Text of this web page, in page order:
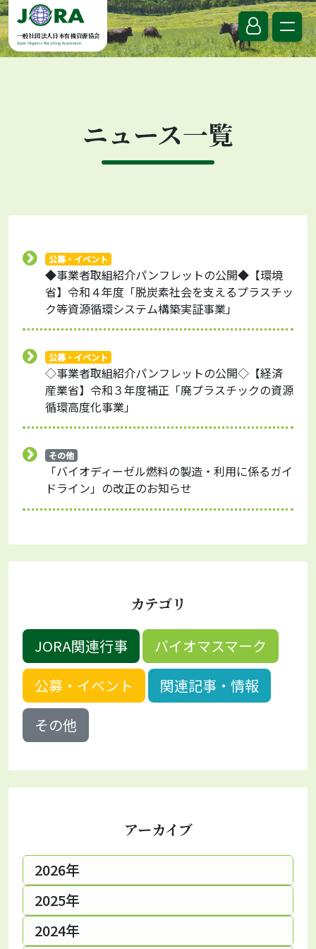
Skip to content
一般社団法人日本有機資源協会
Japan Organics Recycling Association
ニュース一覧
公募・イベント
◆事業者取組紹介パンフレットの公開◆【環境
省】令和４年度「脱炭素社会を支えるプラスチッ
ク等資源循環システム構築実証事業」
公募・イベント
◇事業者取組紹介パンフレットの公開◇【経済
産業省】令和３年度補正「廃プラスチックの資源
循環高度化事業」
その他
「バイオディーゼル燃料の製造・利用に係るガイ
ドライン」の改正のお知らせ
カテゴリ
JORA関連行事
バイオマスマーク
公募・イベント
関連記事・情報
その他
アーカイブ
2026年
2025年
2024年